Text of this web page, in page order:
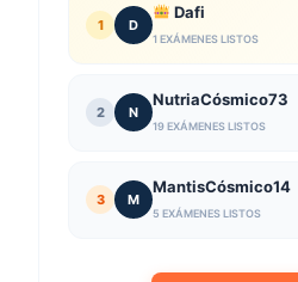
1 D
Dafi
1 EXÁMENES LISTOS
2 N
NutriaCósmico73
19 EXÁMENES LISTOS
3 M
MantisCósmico14
5 EXÁMENES LISTOS